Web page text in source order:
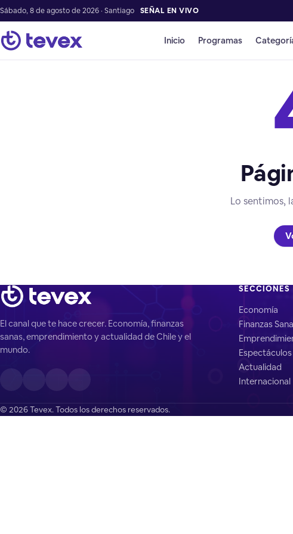
Sábado, 8 de agosto de 2026 · Santiago SEÑAL EN VIVO
Inicio Programas
Lo sentimos,
El canal que te hace crecer. Economía, finanzas
sanas, emprendimiento y actualidad de Chile y el
mundo.
SECCIONES
Economía
Finanzas
Espectáculos
Actualidad
Internacional
© 2026 Tevex. Todos los derechos reservados.